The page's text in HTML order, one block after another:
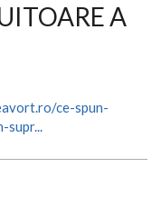
A
ce-spun-
supr...